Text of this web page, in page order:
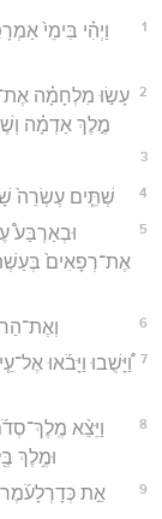
1
וַיְהִ֗י בִּימֵי֙
2
עָשׂ֣וּ מִלְחָמָ֗ה
מֶ֣לֶךְ אַדְמָ֗ה
3
4 שְׁתֵּ֤ים עֶשְׂרֵה֙
5
וּבְאַרְבַּע֩
אֶת־רְפָאִים֙
6
7 וַ֠יָּשֻׁבוּ וַיָּבֹ֜אוּ
8
וַיֵּצֵ֨א
וּמֶ֥לֶךְ
9
אֵ֣ת כְּדָרְלָעֹ֜מֶר